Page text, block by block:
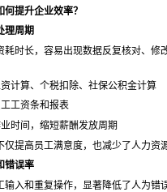
提升企业效率？
理周期
耗时长，容易出现数据反复核对、修
计算、个税扣除、社保公积金计算
工资条和报表
时间，缩短薪酬发放周期
仅提高员工满意度，也减少了人力资
错误率
输入和重复操作，显著降低了人为错